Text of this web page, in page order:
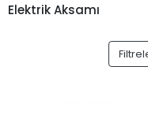
Elektrik Aksamı